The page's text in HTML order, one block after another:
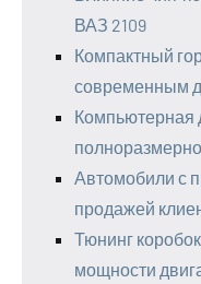
ВАЗ 2109
Компактный
современным
Компьютерная
Автомобили с
продажей
Тюнинг
мощности